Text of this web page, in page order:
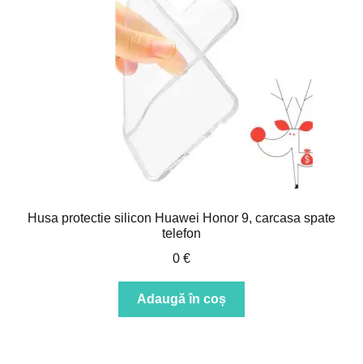
Husa protectie silicon Huawei Honor 9, carcasa spate
telefon
0 €
Adaugă în coș